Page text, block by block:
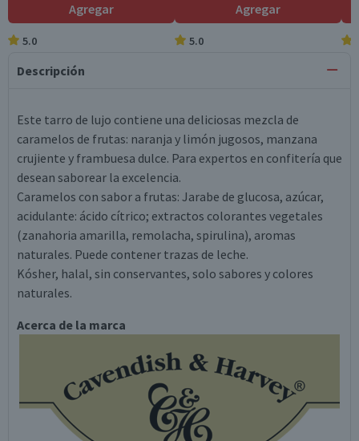
Agregar
5.0
Agregar
5.0
Descripción
Este tarro de lujo contiene una deliciosas mezcla de
caramelos de frutas: naranja y limón jugosos, manzana
crujiente y frambuesa dulce. Para expertos en confitería que
desean saborear la excelencia.
Caramelos con sabor a frutas: Jarabe de glucosa, azúcar,
acidulante: ácido cítrico; extractos colorantes vegetales
(zanahoria amarilla, remolacha, spirulina), aromas
naturales. Puede contener trazas de leche.
Kósher, halal, sin conservantes, solo sabores y colores
naturales.
Acerca de la marca